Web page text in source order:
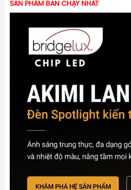
SẢN PHẨM BÁN CHẠY NHẤT